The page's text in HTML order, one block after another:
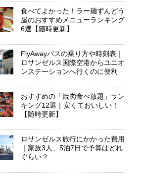
食べてよかった！ラー麺ずんどう
屋のおすすめメニューランキング
6選【随時更新】
FlyAwayバスの乗り方や時刻表｜
ロサンゼルス国際空港からユニオ
ンステーションへ行くのに便利
おすすめの「焼肉食べ放題」ラン
キング12選｜安くておいしい！
【随時更新】
ロサンゼルス旅行にかかった費用
｜家族3人、5泊7日で予算はどれ
ぐらい？